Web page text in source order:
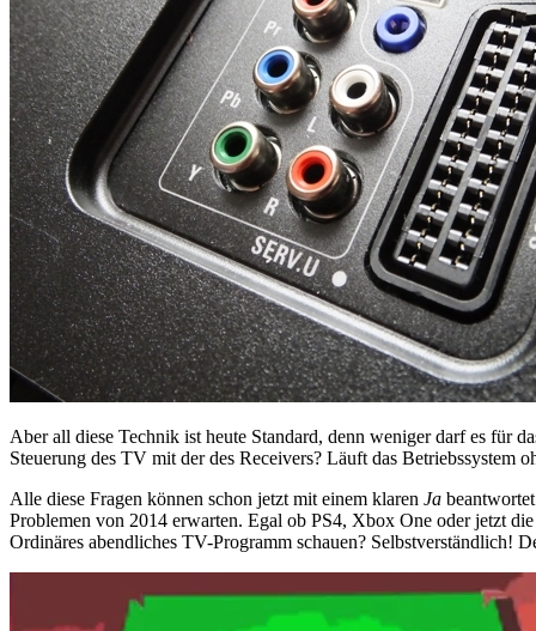
Aber all diese Technik ist heute Standard, denn weniger darf es für
Steuerung des TV mit der des Receivers? Läuft das Betriebssystem
Alle diese Fragen können schon jetzt mit einem klaren Ja
Problemen von 2014 erwarten. Egal ob PS4, Xbox One oder jetzt
Ordinäres abendliches TV-Programm schauen?